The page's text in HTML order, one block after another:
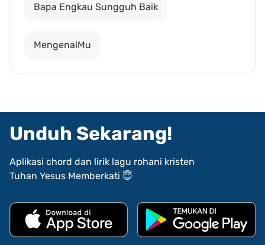
Bapa Engkau Sungguh Baik
MengenalMu
Unduh Sekarang!
Aplikasi chord dan lirik lagu rohani kristen
Tuhan Yesus Memberkati 😇